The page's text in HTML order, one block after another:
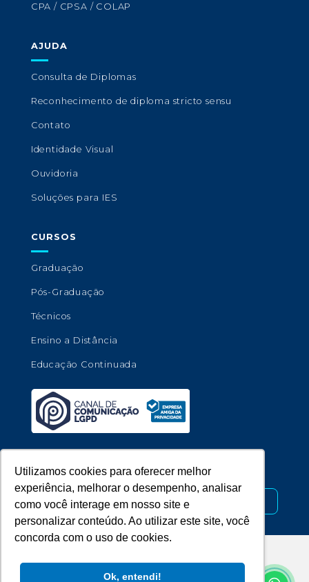
Utilizamos cookies para oferecer melhor
experiência, melhorar o desempenho, analisar
como você interage em nosso site e
personalizar conteúdo. Ao utilizar este site, você
concorda com o uso de cookies.
Ok, entendi!
CPA / CPSA / COLAP
AJUDA
Consulta de Diplomas
Reconhecimento de diploma stricto sensu
Contato
Identidade Visual
Ouvidoria
Soluções para IES
CURSOS
Graduação
Pós-Graduação
Técnicos
Ensino a Distância
Educação Continuada
Desenvolvido por